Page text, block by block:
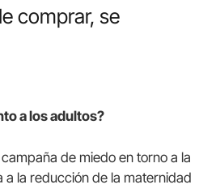
comprar, se
a los adultos?
de miedo en torno a la
a la reducción de la maternidad